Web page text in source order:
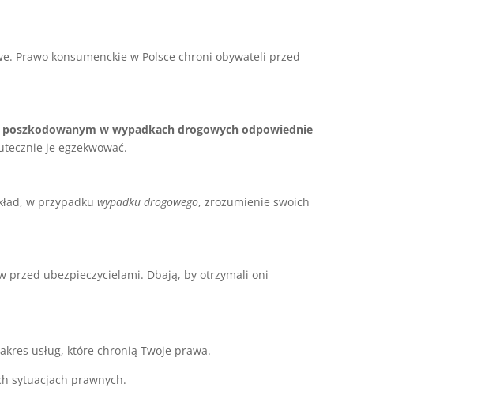
Prawo konsumenckie w Polsce chroni obywateli przed
w wypadkach drogowych odpowiednie
je egzekwować.
w przypadkuwypadku drogowego, zrozumienie swoich
przed ubezpieczycielami. Dbają, by otrzymali oni
usług, które chronią Twoje prawa.
sytuacjach prawnych.